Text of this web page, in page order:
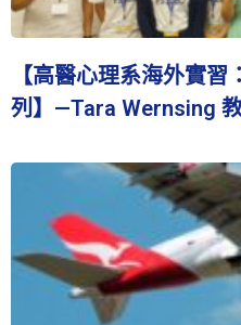
【高醫心理系海外實
列】—Tara Wernsing